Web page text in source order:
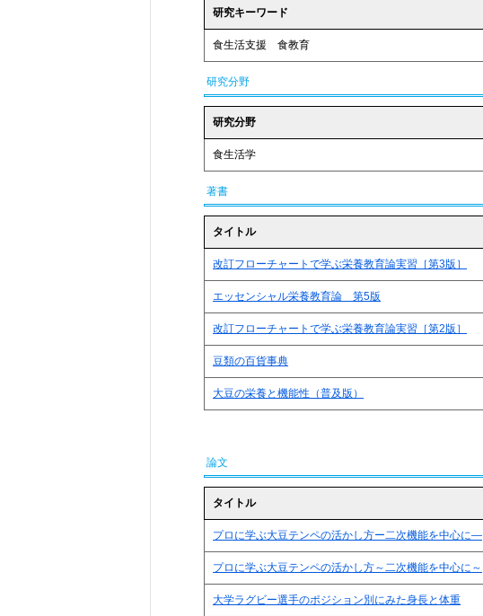
研究キーワード
食生活支援 食教育
研究分野
研究分野
食生活学
著書
タイトル
改訂フローチャートで学ぶ栄養教育論実習［第3版］
エッセンシャル栄養教育論 第5版
改訂フローチャートで学ぶ栄養教育論実習［第2版］
豆類の百貨事典
大豆の栄養と機能性（普及版）
論文
タイトル
プロに学ぶ大豆テンペの活かし方ー二次機能を中心に―
プロに学ぶ大豆テンペの活かし方～二次機能を中心に～
大学ラグビー選手のポジション別にみた身長と体重